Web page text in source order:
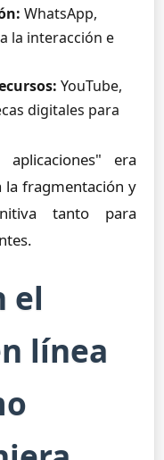
WhatsApp,
la interacción e
YouTube,
digitales para
era
la fragmentación y
tanto para
el
línea